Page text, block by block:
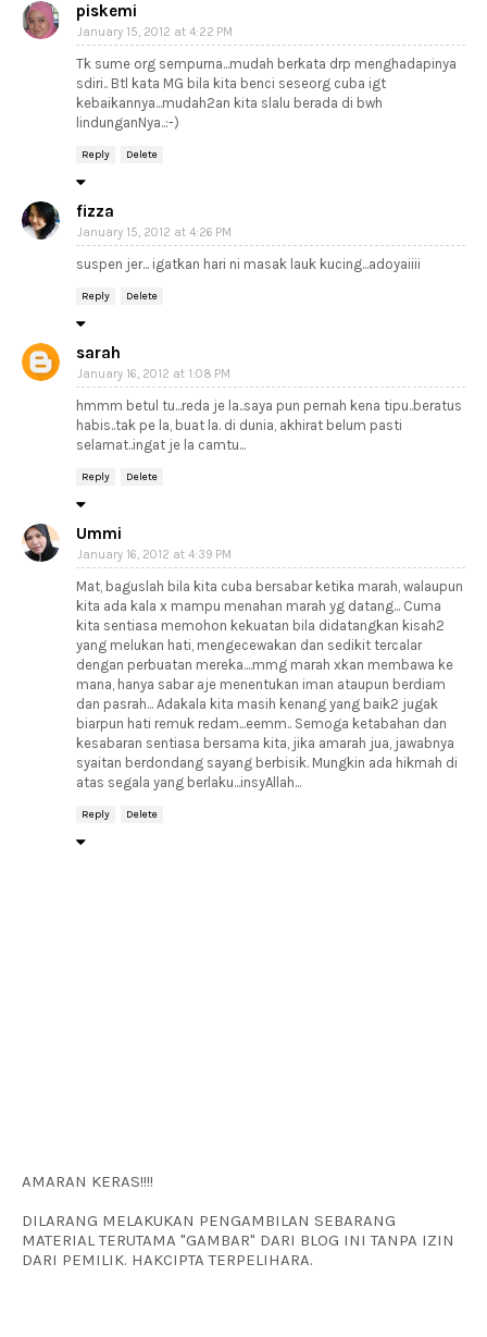
piskemi
January 15, 2012 at 4:22 PM
Tk sume org sempurna...mudah berkata drp menghadapinya
sdiri.. Btl kata MG bila kita benci seseorg cuba igt
kebaikannya...mudah2an kita slalu berada di bwh
lindunganNya..:-)
Reply Delete
fizza
January 15, 2012 at 4:26 PM
suspen jer... igatkan hari ni masak lauk kucing...adoyaiiii
Reply Delete
sarah
January 16, 2012 at 1:08 PM
hmmm betul tu...reda je la..saya pun pernah kena tipu..beratus
habis..tak pe la, buat la. di dunia, akhirat belum pasti
selamat..ingat je la camtu...
Reply Delete
Ummi
January 16, 2012 at 4:39 PM
Mat, baguslah bila kita cuba bersabar ketika marah, walaupun
kita ada kala x mampu menahan marah yg datang... Cuma
kita sentiasa memohon kekuatan bila didatangkan kisah2
yang melukan hati, mengecewakan dan sedikit tercalar
dengan perbuatan mereka....mmg marah xkan membawa ke
mana, hanya sabar aje menentukan iman ataupun berdiam
dan pasrah... Adakala kita masih kenang yang baik2 jugak
biarpun hati remuk redam...eemm.. Semoga ketabahan dan
kesabaran sentiasa bersama kita, jika amarah jua, jawabnya
syaitan berdondang sayang berbisik. Mungkin ada hikmah di
atas segala yang berlaku...insyAllah...
Reply Delete
AMARAN KERAS!!!!
DILARANG MELAKUKAN PENGAMBILAN SEBARANG
MATERIAL TERUTAMA "GAMBAR" DARI BLOG INI TANPA IZIN
DARI PEMILIK. HAKCIPTA TERPELIHARA.